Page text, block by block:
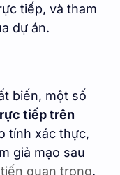
tiếp, và tham
dự án.
biến, một số
tiếp trên
tính xác thực,
giả mạo sau
quan trọng,